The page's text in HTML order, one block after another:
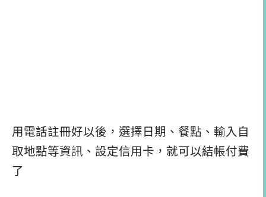
用電話註冊好以後，選擇日期、餐點、輸入自
取地點等資訊、設定信用卡，就可以結帳付費
了